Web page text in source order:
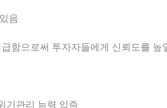
음
함으로써 투자자들에게 신뢰도를 높
기관리 능력 입증